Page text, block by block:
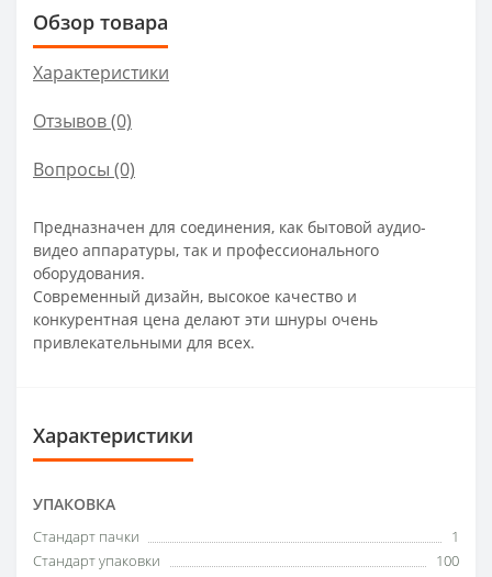
Обзор товара
Характеристики
Отзывов (0)
Вопросы (0)
Предназначен для соединения, как бытовой аудио-
видео аппаратуры, так и профессионального
оборудования.
Современный дизайн, высокое качество и
конкурентная цена делают эти шнуры очень
привлекательными для всех.
Характеристики
УПАКОВКА
Стандарт пачки
1
Стандарт упаковки
100